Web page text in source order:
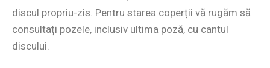
discul propriu-zis. Pentru starea coperții vă rugăm să
consultați pozele, inclusiv ultima poză, cu cantul
discului.